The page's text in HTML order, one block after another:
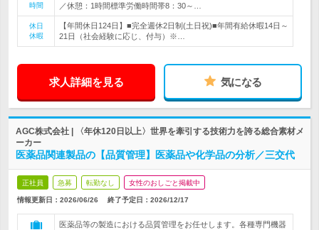
時間
／休憩：1時間標準労働時間帯8：30～…
休日
休暇
【年間休日124日】■完全週休2日制(土日祝)■年間有給休暇14日～
21日（社会経験に応じ、付与）※…
求人詳細を見る 気になる
AGC株式会社 | 〈年休120日以上〉世界を牽引する技術力を誇る総合素材メ
ーカー
医薬品関連製品の【品質管理】医薬品や化学品の分析／三交代
正社員 急募 転勤なし 女性のおしごと掲載中
情報更新日：2026/06/26 終了予定日： 2026/12/17
医薬品等の製造における品質管理をお任せします。各種専門機器